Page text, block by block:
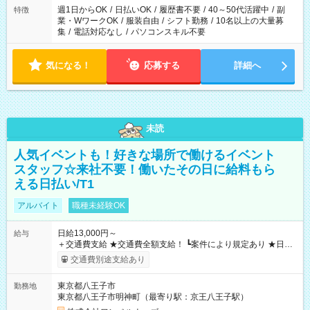
特徴 週1日からOK / 日払いOK / 履歴書不要 / 40～50代活躍中 / 副
業・WワークOK / 服装自由 / シフト勤務 / 10名以上の大量募
集 / 電話対応なし / パソコンスキル不要
気になる！ 応募する 詳細へ
未読
人気イベントも！好きな場所で働けるイベント
スタッフ☆来社不要！働いたその日に給料もら
える日払い/T1
アルバイト 職種未経験OK
給与
日給13,000円～
＋交通費支給 ★交通費全額支給！ ┗案件により規定あり ★日払
いOK！（規定あり） ┗働いたその日に現金GET♪ お仕事後はコ
ンビニATMから 日払い分を引き落とせます！ 【試用期間】試
交通費別途支給あり
勤務地
東京都八王子市
東京都八王子市明神町（最寄り駅：京王八王子駅）